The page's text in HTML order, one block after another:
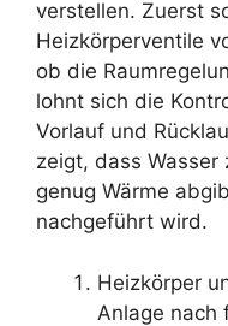
verstellen. Zuerst
Heizkörperventile
ob die
lohnt sich die
Vorlauf und
zeigt, dass
genug Wärme
nachgeführt wird.
Heizkörper
Anlage nach